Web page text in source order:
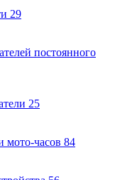
29
постоянного
25
мото-часов 84